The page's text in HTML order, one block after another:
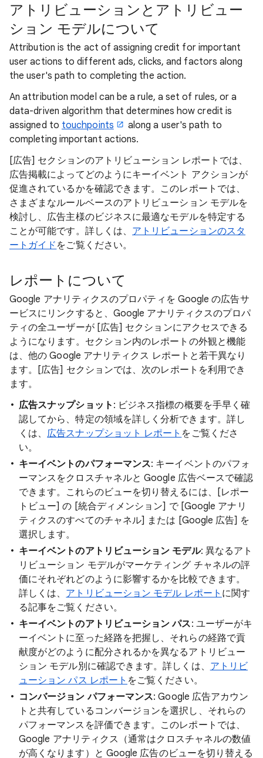
アトリビューションとアトリビュー
ション モデルについて
Attribution is the act of assigning credit for important
user actions to different ads, clicks, and factors along
the user's path to completing the action.
An attribution model can be a rule, a set of rules, or a
data-driven algorithm that determines how credit is
assigned to touchpoints
along a user's path to
completing important actions.
[広告] セクションのアトリビューション レポートでは、
広告掲載によってどのようにキーイベント アクションが
促進されているかを確認できます。このレポートでは、
さまざまなルールベースのアトリビューション モデルを
検討し、広告主様のビジネスに最適なモデルを特定する
ことが可能です。詳しくは、 アトリビューションのスタ
ートガイド をご覧ください。
レポートについて
Google アナリティクスのプロパティを Google の広告サ
ービスにリンクすると、Google アナリティクスのプロパ
ティの全ユーザーが[広告] セクションにアクセスできる
ようになります。セクション内のレポートの外観と機能
は、他の Google アナリティクス レポートと若干異なり
ます。[広告] セクションでは、次のレポートを利用でき
ます。
広告スナップショット : ビジネス指標の概要を手早く確
認してから、特定の領域を詳しく分析できます。詳し
くは、 広告スナップショット レポート をご覧くださ
い。
キーイベントのパフォーマンス: キーイベントのパフォ
ーマンスをクロスチャネルと Google 広告ベースで確認
できます。これらのビューを切り替えるには、[レポー
トビュー] の [統合ディメンション] で [Google アナリ
ティクスのすべてのチャネル] または [Google 広告] を
選択します。
キーイベントのアトリビューション モデル: 異なるアト
リビューション モデルがマーケティング チャネルの評
価にそれぞれどのように影響するかを比較できます。
詳しくは、 アトリビューション モデル レポート に関す
る記事をご覧ください。
キーイベントのアトリビューション パス: ユーザーがキ
ーイベントに至った経路を把握し、それらの経路で貢
献度がどのように配分されるかを異なるアトリビュー
ション モデル別に確認できます。詳しくは、 アトリビ
ューション パス レポート をご覧ください。
コンバージョン パフォーマンス: Google 広告アカウン
トと共有しているコンバージョンを選択し、それらの
パフォーマンスを評価できます。このレポートでは、
Google アナリティクス（通常はクロスチャネルの数値
が高くなります）と Google 広告のビューを切り替える